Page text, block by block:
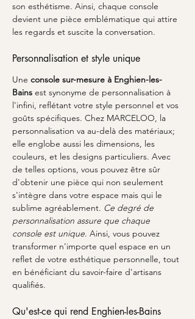
son esthétisme. Ainsi, chaque console
devient une pièce emblématique qui attire
les regards et suscite la conversation.
Personnalisation et style unique
Une console sur-mesure à Enghien-les-
Bains est synonyme de personnalisation à
l'infini, reflétant votre style personnel et vos
goûts spécifiques. Chez MARCELOO, la
personnalisation va au-delà des matériaux;
elle englobe aussi les dimensions, les
couleurs, et les designs particuliers. Avec
de telles options, vous pouvez être sûr
d'obtenir une pièce qui non seulement
s'intègre dans votre espace mais qui le
sublime agréablement. Ce degré de
personnalisation assure que chaque
console est unique. Ainsi, vous pouvez
transformer n'importe quel espace en un
reflet de votre esthétique personnelle, tout
en bénéficiant du savoir-faire d'artisans
qualifiés.
Qu'est-ce qui rend Enghien-les-Bains